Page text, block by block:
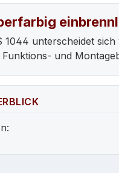
1044 unterscheidet
und